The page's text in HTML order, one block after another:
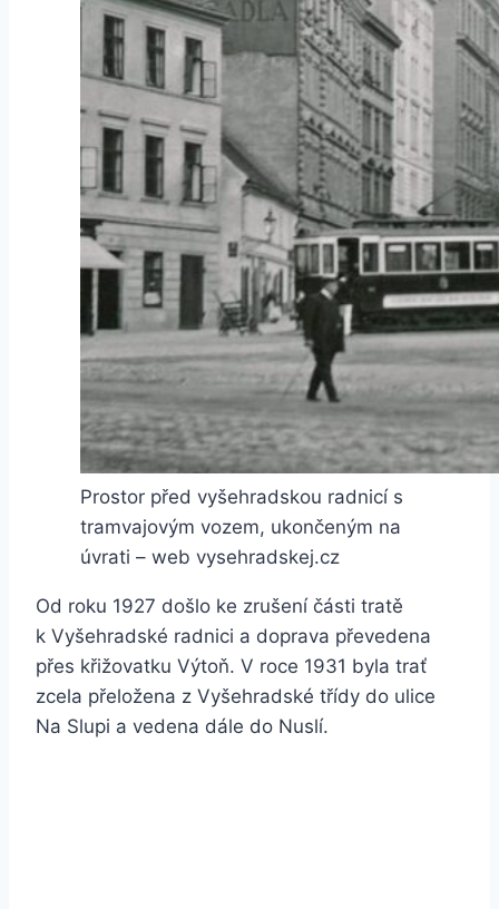
Prostor před vyšehradskou radnicí s
tramvajovým vozem, ukončeným na
úvrati – web vysehradskej.cz
Od roku 1927 došlo ke zrušení části tratě
k Vyšehradské radnici a doprava převedena
přes křižovatku Výtoň. V roce 1931 byla trať
zcela přeložena z Vyšehradské třídy do ulice
Na Slupi a vedena dále do Nuslí.